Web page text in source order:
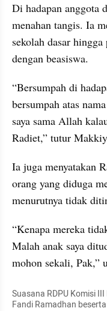
Di hadapan anggota
menahan tangis. Ia
sekolah dasar
dengan beasiswa.
“Bersumpah di
bersumpah atas
saya sama Allah
Radiet,” tutur
Ia juga menyatakan
orang yang diduga
menurutnya tidak
“Kenapa mereka
Malah anak saya
mohon sekali, Pak,”
Suasana RDPU Komisi
Fandi Ramadhan